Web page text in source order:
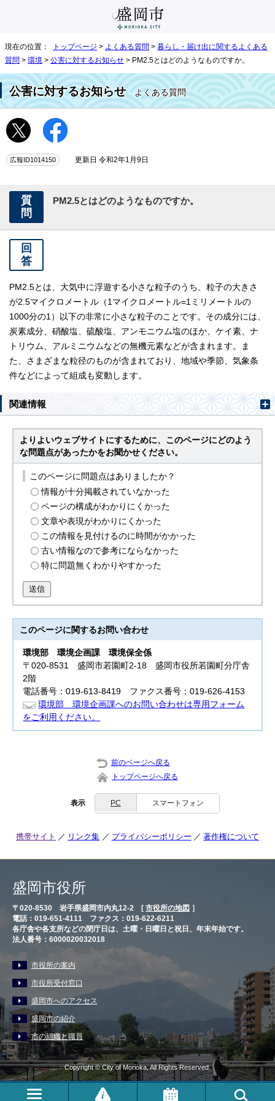
現在の位置： トップページ > よくある質問 > 暮らし・届け出に関するよくある
質問 > 環境 > 公害に対するお知らせ > PM2.5とはどのようなものですか。
公害に対するお知らせよくある質問
広報ID1014150 更新日 令和2年1月9日
質
問
PM2.5とはどのようなものですか。
回
答
PM2.5とは、大気中に浮遊する小さな粒子のうち、粒子の大きさ
が2.5マイクロメートル（1マイクロメートル=1ミリメートルの
1000分の1）以下の非常に小さな粒子のことです。その成分には、
炭素成分、硝酸塩、硫酸塩、アンモニウム塩のほか、ケイ素、ナ
トリウム、アルミニウムなどの無機元素などが含まれます。ま
た、さまざまな粒径のものが含まれており、地域や季節、気象条
件などによって組成も変動します。
関連情報
よりよいウェブサイトにするために、このページにどのよう
な問題点があったかをお聞かせください。
このページに問題点はありましたか？
情報が十分掲載されていなかった
ページの構成がわかりにくかった
文章や表現がわかりにくかった
この情報を見付けるのに時間がかかった
古い情報なので参考にならなかった
特に問題無くわかりやすかった
送信
このページに関するお問い合わせ
環境部環境企画課 環境保全係
〒020-8531 盛岡市若園町2-18 盛岡市役所若園町分庁舎
2階
電話番号：019-613-8419 ファクス番号：019-626-4153
環境部 環境企画課へのお問い合わせは専用フォーム
をご利用ください。
前のページへ戻る
トップページへ戻る
表示 PC スマートフォン
携帯サイト リンク集 プライバシーポリシー 著作権について
盛岡市役所
〒020-8530 岩手県盛岡市内丸12-2 [ 市役所の地図 ］
電話：019-651-4111 ファクス：019-622-6211
各庁舎や各支所などの閉庁日は、土曜・日曜日と祝日、年末年始です。
法人番号：6000020032018
市役所の案内
市役所受付窓口
盛岡市へのアクセス
盛岡市の紹介
市の組織と職員
Copyright © City of Morioka, All Rights Reserved.